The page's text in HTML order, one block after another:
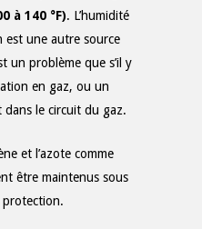
à 140 °F). L’humidité
est une autre source
un problème que s’il y
en gaz, ou un
le circuit du gaz.
et l’azote comme
être maintenus sous
protection.